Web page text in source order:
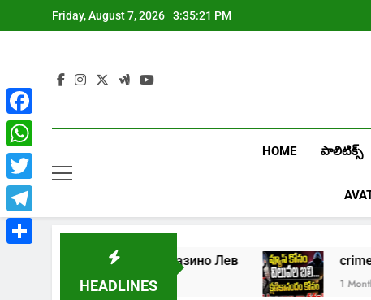
to
Friday, August 7, 2026 3:35:21 PM
HOME పాలిటిక్స్
HEADLINES
Играть в онлайн казино Лев
1 Week Ago 1 Month
Facebook
WhatsApp
Twitter
Telegram